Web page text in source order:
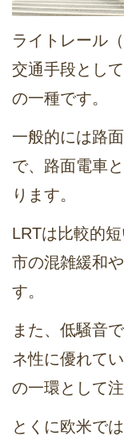
ライトレール
交通手段とし
の一種です。
一般的には路
で、路面電車
ります。
LRTは比較的
市の混雑緩和
す。
また、低騒音
ネ性に優れて
の一環として
とくに欧米で